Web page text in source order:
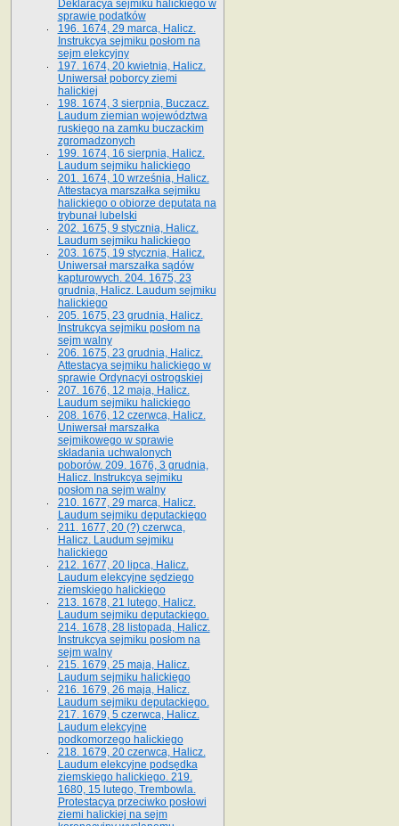
Deklaracya sejmiku halickiego w
sprawie podatków
196. 1674, 29 marca, Halicz.
Instrukcya sejmiku posłom na
sejm elekcyjny
197. 1674, 20 kwietnia, Halicz.
Uniwersał poborcy ziemi
halickiej
198. 1674, 3 sierpnia, Buczacz.
Laudum ziemian województwa
ruskiego na zamku buczackim
zgromadzonych
199. 1674, 16 sierpnia, Halicz.
Laudum sejmiku halickiego
201. 1674, 10 września, Halicz.
Attestacya marszałka sejmiku
halickiego o obiorze deputata na
trybunał lubelski
202. 1675, 9 stycznia, Halicz.
Laudum sejmiku halickiego
203. 1675, 19 stycznia, Halicz.
Uniwersał marszałka sądów
kapturowych. 204. 1675, 23
grudnia, Halicz. Laudum sejmiku
halickiego
205. 1675, 23 grudnia, Halicz.
Instrukcya sejmiku posłom na
sejm walny
206. 1675, 23 grudnia, Halicz.
Attestacya sejmiku halickiego w
sprawie Ordynacyi ostrogskiej
207. 1676, 12 maja, Halicz.
Laudum sejmiku halickiego
208. 1676, 12 czerwca, Halicz.
Uniwersał marszałka
sejmikowego w sprawie
składania uchwalonych
poborów. 209. 1676, 3 grudnia,
Halicz. Instrukcya sejmiku
posłom na sejm walny
210. 1677, 29 marca, Halicz.
Laudum sejmiku deputackiego
211. 1677, 20 (?) czerwca,
Halicz. Laudum sejmiku
halickiego
212. 1677, 20 lipca, Halicz.
Laudum elekcyjne sędziego
ziemskiego halickiego
213. 1678, 21 lutego, Halicz.
Laudum sejmiku deputackiego.
214. 1678, 28 listopada, Halicz.
Instrukcya sejmiku posłom na
sejm walny
215. 1679, 25 maja, Halicz.
Laudum sejmiku halickiego
216. 1679, 26 maja, Halicz.
Laudum sejmiku deputackiego.
217. 1679, 5 czerwca, Halicz.
Laudum elekcyjne
podkomorzego halickiego
218. 1679, 20 czerwca, Halicz.
Laudum elekcyjne podsędka
ziemskiego halickiego. 219.
1680, 15 lutego, Trembowla.
Protestacya przeciwko posłowi
ziemi halickiej na sejm